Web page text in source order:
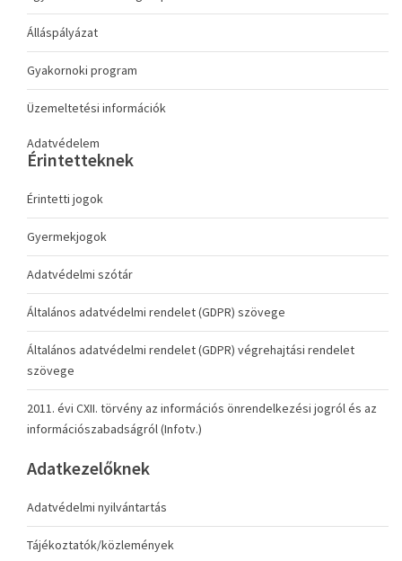
Álláspályázat
Gyakornoki program
Üzemeltetési információk
Adatvédelem
Érintetteknek
Érintetti jogok
Gyermekjogok
Adatvédelmi szótár
Általános adatvédelmi rendelet (GDPR) szövege
Általános adatvédelmi rendelet (GDPR) végrehajtási rendelet
szövege
2011. évi CXII. törvény az információs önrendelkezési jogról és az
információszabadságról (Infotv.)
Adatkezelőknek
Adatvédelmi nyilvántartás
Tájékoztatók/közlemények